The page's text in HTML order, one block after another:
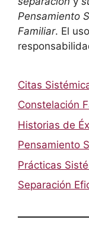
Pensamiento
Familiar. El
Citas
Constelación
Historias de
Pensamiento
Prácticas
Separación